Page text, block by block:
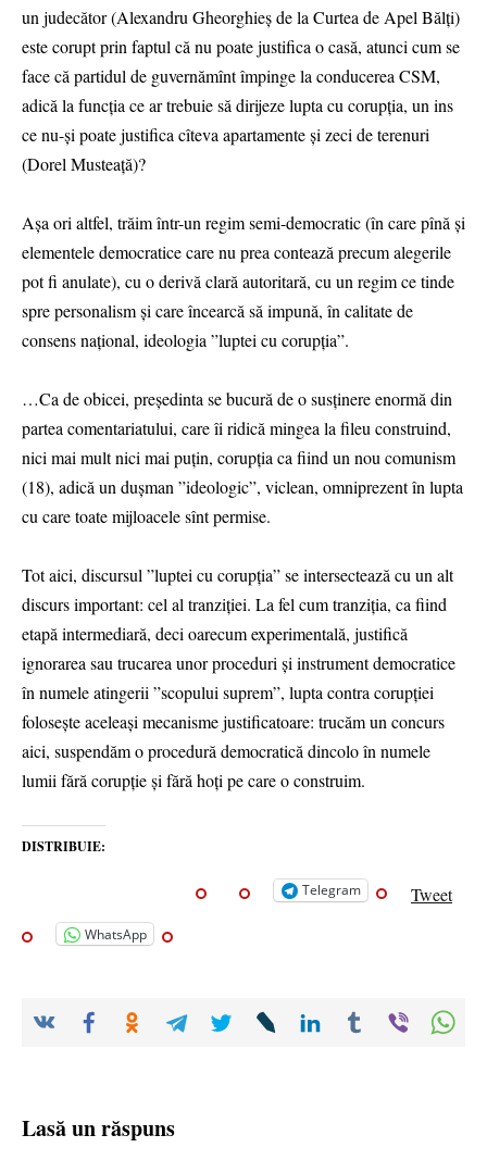
un judecător (Alexandru Gheorghieș de la Curtea de Apel Bălți)
este corupt prin faptul că nu poate justifica o casă, atunci cum se
face că partidul de guvernămînt împinge la conducerea CSM,
adică la funcția ce ar trebuie să dirijeze lupta cu corupția, un ins
ce nu-și poate justifica cîteva apartamente și zeci de terenuri
(Dorel Musteață)?
Așa ori altfel, trăim într-un regim semi-democratic (în care pînă și
elementele democratice care nu prea contează precum alegerile
pot fi anulate), cu o derivă clară autoritară, cu un regim ce tinde
spre personalism și care încearcă să impună, în calitate de
consens național, ideologia ”luptei cu corupția”.
…Ca de obicei, președinta se bucură de o susținere enormă din
partea comentariatului, care îi ridică mingea la fileu construind,
nici mai mult nici mai puțin, corupția ca fiind un nou comunism
(18), adică un dușman ”ideologic”, viclean, omniprezent în lupta
cu care toate mijloacele sînt permise.
Tot aici, discursul ”luptei cu corupția” se intersectează cu un alt
discurs important: cel al tranziției. La fel cum tranziția, ca fiind
etapă intermediară, deci oarecum experimentală, justifică
ignorarea sau trucarea unor proceduri și instrument democratice
în numele atingerii ”scopului suprem”, lupta contra corupției
folosește aceleași mecanisme justificatoare: trucăm un concurs
aici, suspendăm o procedură democratică dincolo în numele
lumii fără corupție și fără hoți pe care o construim.
DISTRIBUIE:
Telegram Tweet
WhatsApp
Lasă un răspuns